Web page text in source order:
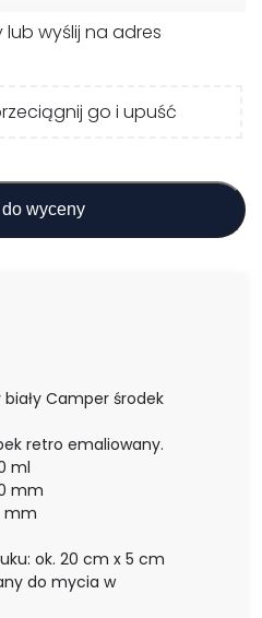
wyślij na adres
go i upuść
wyceny
Camper środek
retro emaliowany.
ml
mm
mm
ok. 20 cm x 5 cm
do mycia w